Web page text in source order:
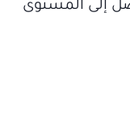
إلى المستوى